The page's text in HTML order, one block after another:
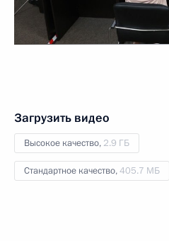
Загрузить видео
Высокое качество, 2.9 ГБ
Стандартное качество,405.7 МБ